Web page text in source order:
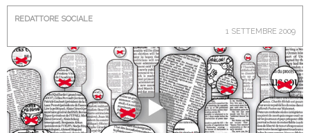
REDATTORE SOCIALE
1 SETTEMBRE 2009